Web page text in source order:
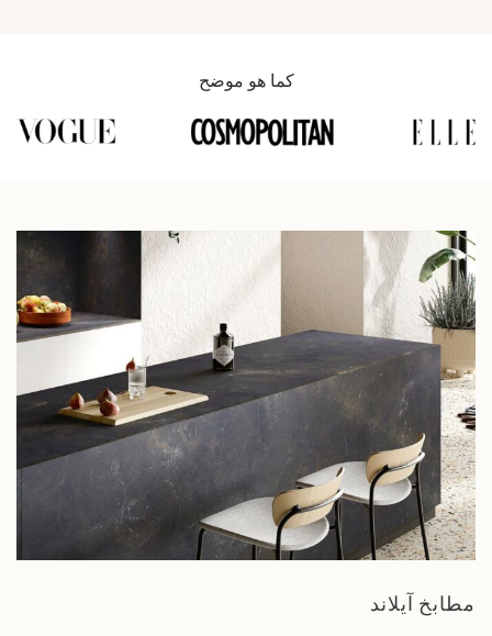
كما هو موضح
مطابخ آيلاند